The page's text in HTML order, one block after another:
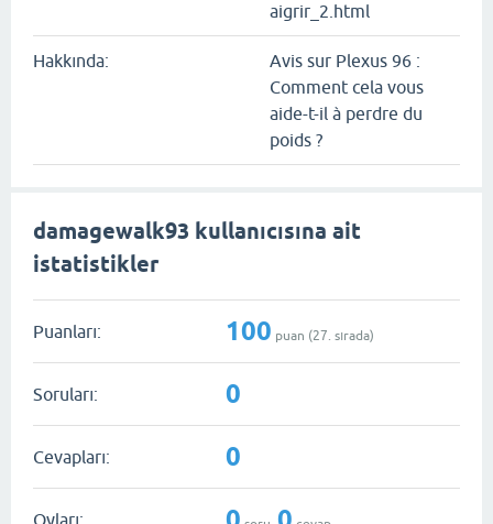
aigrir_2.html
Hakkında:
Avis sur Plexus 96 :
Comment cela vous
aide-t-il à perdre du
poids ?
damagewalk93 kullanıcısına ait
istatistikler
Puanları: 100 puan (27 . sırada)
Soruları: 0
Cevapları: 0
Oyları: